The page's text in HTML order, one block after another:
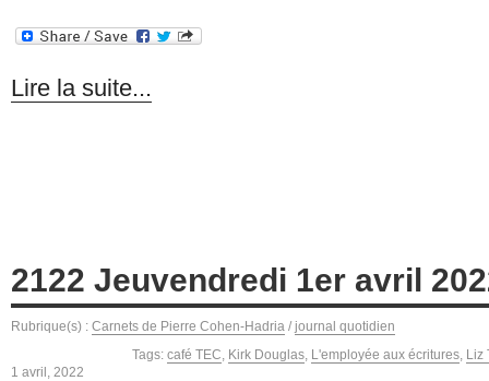
Lire la suite...
2122 Jeuvendredi 1er avril
Rubrique(s) : Carnets de Pierre Cohen-Hadria / journal quotidien
Tags: café TEC, Kirk Douglas, L'employée aux écritures, Liz
1 avril, 2022